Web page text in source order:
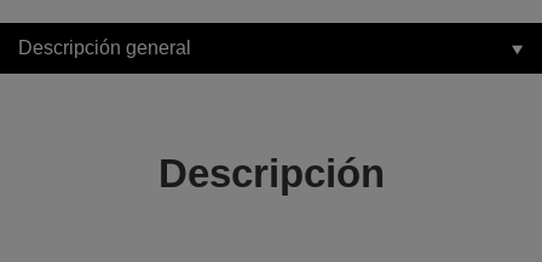
Descripción general
Descripción